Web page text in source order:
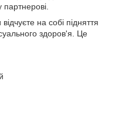
на собі підняття
здоров'я. Це